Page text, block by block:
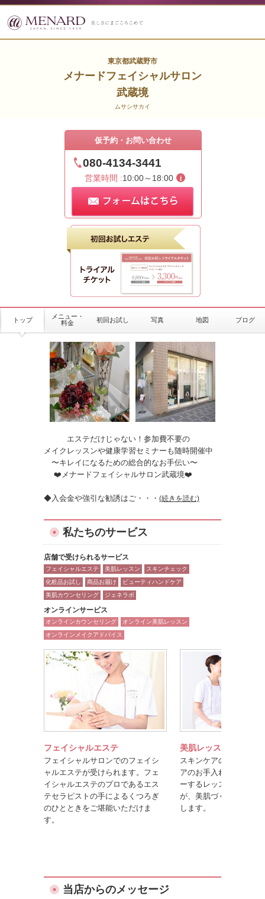
東京都武蔵野市
メナードフェイシャルサロン
武蔵境
ムサシサカイ
仮予約・お問い合わせ
080-4134-3441
営業時間 :10:00～18:00
トップ
メニュー・
料金
初回お試し 写真 地図 ブログ
エステだけじゃない！参加費不要の
メイクレッスンや健康学習セミナーも随時開催中
〜キレイになるための総合的なお手伝い〜
❤️メナードフェイシャルサロン武蔵境❤️
◆入会金や強引な勧誘はご ・・・ (続きを読む)
私たちのサービス
店舗で受けられるサービス
フェイシャルエステ 美肌レッスン
スキンチェック
化粧品お試し
商品お届け
ビューティハンドケア
美肌カウンセリング
ジェネラボ
オンラインサービス
オンラインカウンセリング
オンライン美肌レッスン
オンラインメイクアドバイス
フェイシャルエステ
フェイシャルサロンでのフェイシ
ャルエステが受けられます。フェ
イシャルエステのプロであるエス
テセラピストの手によるくつろぎ
のひとときをご堪能いただけま
す。
美肌レッスン
スキンケアのポイント
アのお手入れ方法を楽
ーするレッスンです。
が、美肌づくりのコツ
します。
当店からのメッセージ